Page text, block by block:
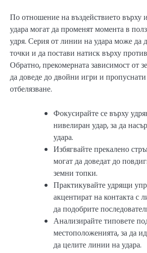
По отношение на въздействието върху
удара могат да променят момента в
удря. Серия от линии на удара може да
точки и да постави натиск върху
Обратно, прекомерната зависимост от
да доведе до двойни игри и
отбелязване.
Фокусирайте се върху
нивелиран удар, за да
удара.
Избягвайте прекалено
могат да доведат до
земни топки.
Практикувайте удрящи
акцентират на контакта с
да подобрите
Анализирайте типовете
местоположенията, за да
да целите линии на удара.